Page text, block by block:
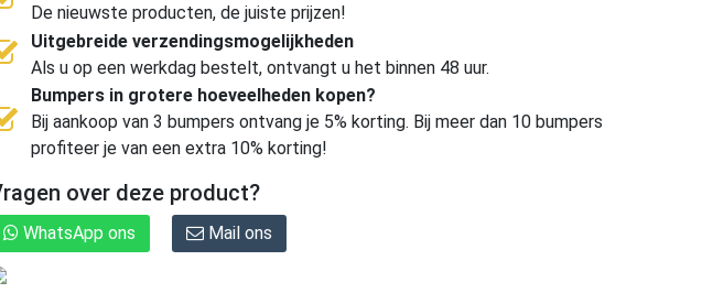
De nieuwste producten, de juiste prijzen!
Uitgebreide verzendingsmogelijkheden
Als u op een werkdag bestelt, ontvangt u het binnen 48 uur.
Bumpers in grotere hoeveelheden kopen?
Bij aankoop van 3 bumpers ontvang je 5% korting. Bij meer dan 10 bumpers
profiteer je van een extra 10% korting!
over deze product?
WhatsApp ons Mail ons